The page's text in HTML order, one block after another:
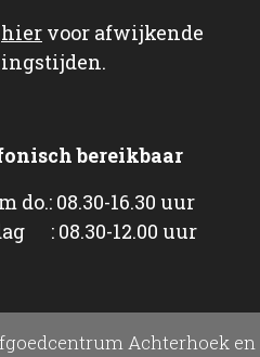
hier voor afwijkende
bereikbaar
do.: 08.30-16.30 uur
: 08.30-12.00 uur
Achterhoek en